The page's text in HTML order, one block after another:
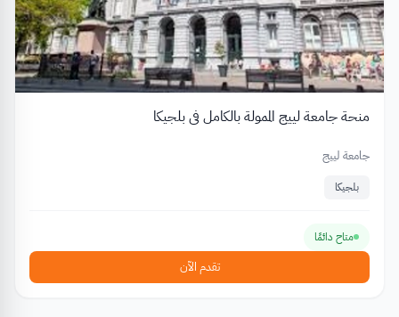
منحة جامعة لييج الممولة بالكامل في بلجيكا
جامعة لييج
بلجيكا
متاح دائمًا
تقدم الآن